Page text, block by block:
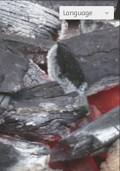
Language